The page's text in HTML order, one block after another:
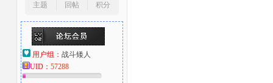
爱
主题
回帖
积分
用户组： 战斗矮人
UID： 57288